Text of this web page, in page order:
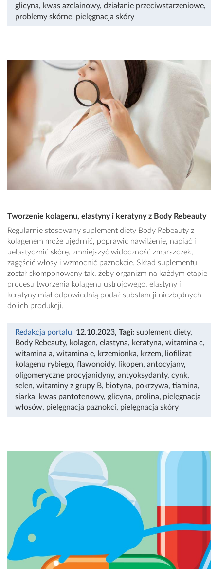
glicyna, kwas azelainowy, działanie przeciwstarzeniowe,
problemy skórne, pielęgnacja skóry
Tworzenie kolagenu, elastyny i keratyny z Body Rebeauty
Regularnie stosowany suplement diety Body Rebeauty z
kolagenem może ujędrnić, poprawić nawilżenie, napiąć i
uelastycznić skórę, zmniejszyć widoczność zmarszczek,
zagęścić włosy i wzmocnić paznokcie. Skład suplementu
został skomponowany tak, żeby organizm na każdym etapie
procesu tworzenia kolagenu ustrojowego, elastyny i
keratyny miał odpowiednią podaż substancji niezbędnych
do ich produkcji.
Redakcja portalu, 12.10.2023, Tagi: suplement diety,
Body Rebeauty, kolagen, elastyna, keratyna, witamina c,
witamina a, witamina e, krzemionka, krzem, liofilizat
kolagenu rybiego, flawonoidy, likopen, antocyjany,
oligomeryczne procyjanidyny, antyoksydanty, cynk,
selen, witaminy z grupy B, biotyna, pokrzywa, tiamina,
siarka, kwas pantotenowy, glicyna, prolina, pielęgnacja
włosów, pielęgnacja paznokci, pielęgnacja skóry